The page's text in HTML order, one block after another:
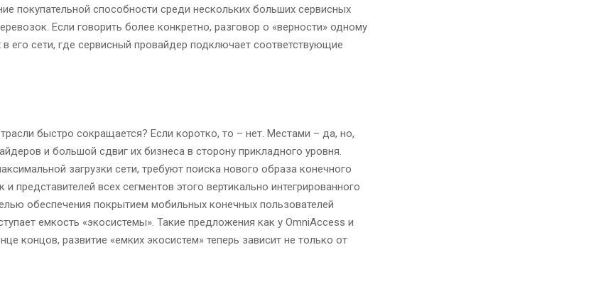
покупательной способности среди нескольких больших сервисных
Если говорить более конкретно, разговор о «верности» одному
его сети, где сервисный провайдер подключает соответствующие
быстро сокращается? Если коротко, то – нет. Местами – да, но,
и большой сдвиг их бизнеса в сторону прикладного уровня.
загрузки сети, требуют поиска нового образа конечного
представителей всех сегментов этого вертикально интегрированного
обеспечения покрытием мобильных конечных пользователей
емкость «экосистемы». Такие предложения как у OmniAccess и
концов, развитие «емких экосистем» теперь зависит не только от